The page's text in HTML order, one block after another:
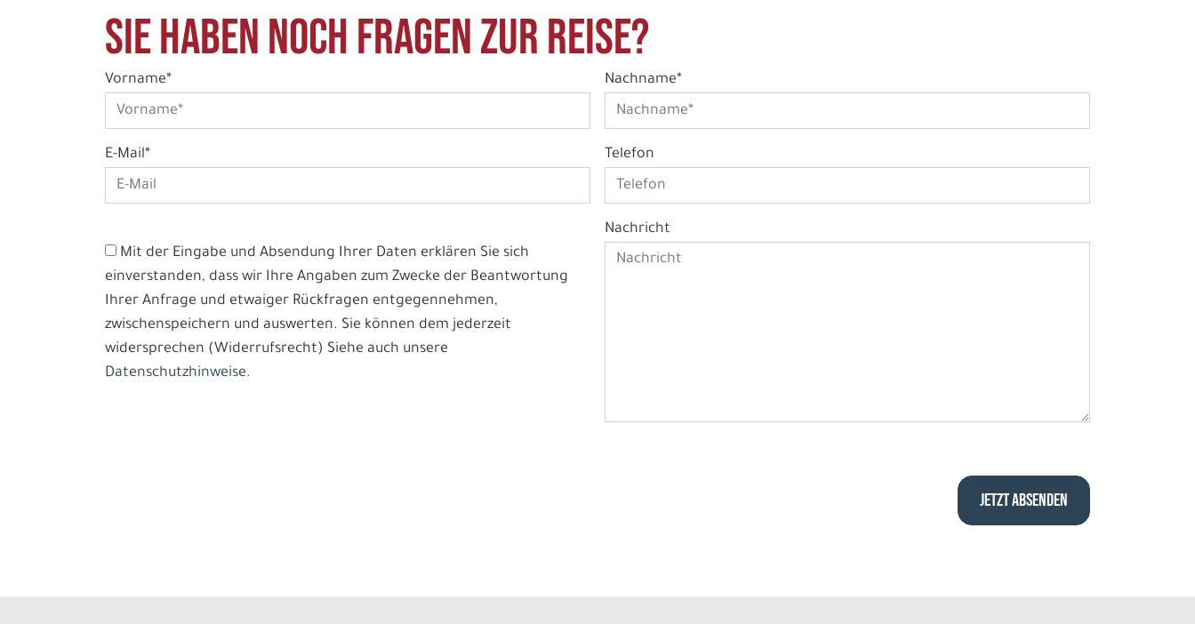
Sie haben noch Fragen zur Reise?
Vorname* Nachname*
E-Mail* Telefon
Mit der Eingabe und Absendung Ihrer Daten erklären Sie sich
einverstanden, dass wir Ihre Angaben zum Zwecke der Beantwortung
Ihrer Anfrage und etwaiger Rückfragen entgegennehmen,
zwischenspeichern und auswerten. Sie können dem jederzeit
widersprechen (Widerrufsrecht) Siehe auch unsere
Datenschutzhinweise.
Nachricht